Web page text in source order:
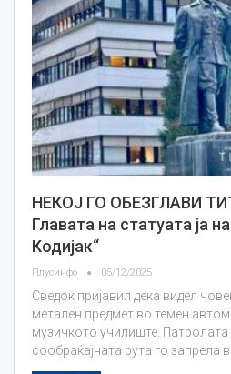
НЕКОЈ ГО ОБЕЗГЛАВИ
Главата на статуата ја
Кодијак“
Плусинфо 05/12/2025
Сведок пријавил дека видел
метален предмет во темен
музичкото училиште. Патролата
сообраќајната рута го запрела